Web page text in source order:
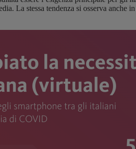
La stessa tendenza si osserva